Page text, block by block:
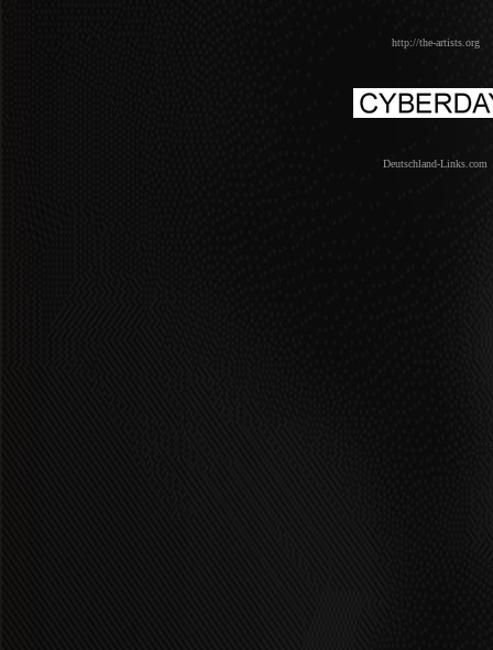
http://the-artists.org
Deutschland-Links.com